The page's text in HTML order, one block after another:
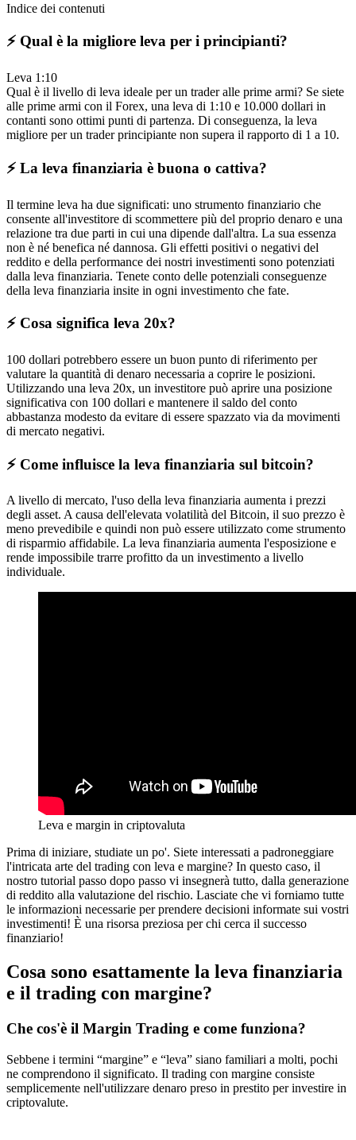
Indice dei contenuti
⚡️ Qual è la migliore leva per i principianti?
Leva 1:10
Qual è il livello di leva ideale per un trader alle prime armi? Se siete
alle prime armi con il Forex, una leva di 1:10 e 10.000 dollari in
contanti sono ottimi punti di partenza. Di conseguenza, la leva
migliore per un trader principiante non supera il rapporto di 1 a 10.
⚡️ La leva finanziaria è buona o cattiva?
Il termine leva ha due significati: uno strumento finanziario che
consente all'investitore di scommettere più del proprio denaro e una
relazione tra due parti in cui una dipende dall'altra. La sua essenza
non è né benefica né dannosa. Gli effetti positivi o negativi del
reddito e della performance dei nostri investimenti sono potenziati
dalla leva finanziaria. Tenete conto delle potenziali conseguenze
della leva finanziaria insite in ogni investimento che fate.
⚡️ Cosa significa leva 20x?
100 dollari potrebbero essere un buon punto di riferimento per
valutare la quantità di denaro necessaria a coprire le posizioni.
Utilizzando una leva 20x, un investitore può aprire una posizione
significativa con 100 dollari e mantenere il saldo del conto
abbastanza modesto da evitare di essere spazzato via da movimenti
di mercato negativi.
⚡️ Come influisce la leva finanziaria sul bitcoin?
A livello di mercato, l'uso della leva finanziaria aumenta i prezzi
degli asset. A causa dell'elevata volatilità del Bitcoin, il suo prezzo è
meno prevedibile e quindi non può essere utilizzato come strumento
di risparmio affidabile. La leva finanziaria aumenta l'esposizione e
rende impossibile trarre profitto da un investimento a livello
individuale.
Leva e margin in criptovaluta
Prima di iniziare, studiate un po'. Siete interessati a padroneggiare
l'intricata arte del trading con leva e margine? In questo caso, il
nostro tutorial passo dopo passo vi insegnerà tutto, dalla generazione
di reddito alla valutazione del rischio. Lasciate che vi forniamo tutte
le informazioni necessarie per prendere decisioni informate sui vostri
investimenti! È una risorsa preziosa per chi cerca il successo
finanziario!
Cosa sono esattamente la leva finanziaria
e il trading con margine?
Che cos'è il Margin Trading e come funziona?
Sebbene i termini “margine” e “leva” siano familiari a molti, pochi
ne comprendono il significato. Il trading con margine consiste
semplicemente nell'utilizzare denaro preso in prestito per investire in
criptovalute.